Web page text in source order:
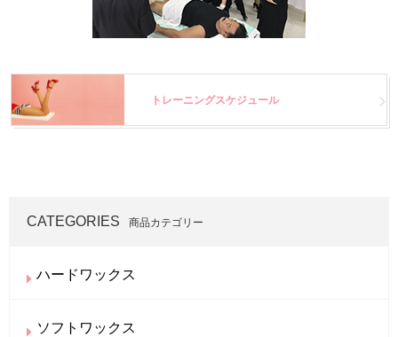
トレーニングスケジュール
CATEGORIES 商品カテゴリー
ハードワックス
ソフトワックス